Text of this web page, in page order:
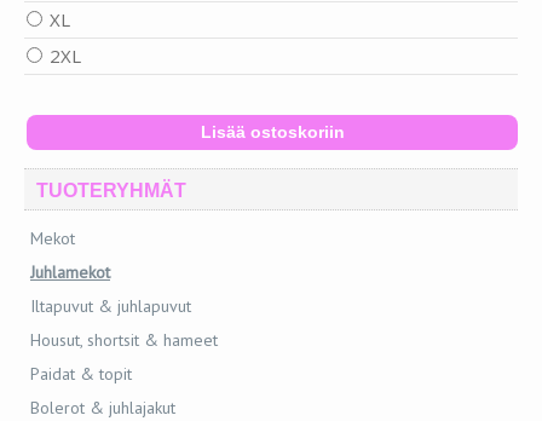
XL
2XL
TUOTERYHMÄT
Mekot
Juhlamekot
Iltapuvut & juhlapuvut
Housut, shortsit & hameet
Paidat & topit
Bolerot & juhlajakut